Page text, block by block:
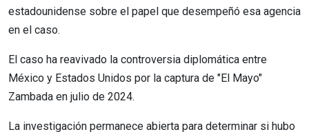
estadounidense sobre el papel que desempeñó esa agencia
en el caso.
El caso ha reavivado la controversia diplomática entre
México y Estados Unidos por la captura de "El Mayo"
Zambada en julio de 2024.
La investigación permanece abierta para determinar si hubo